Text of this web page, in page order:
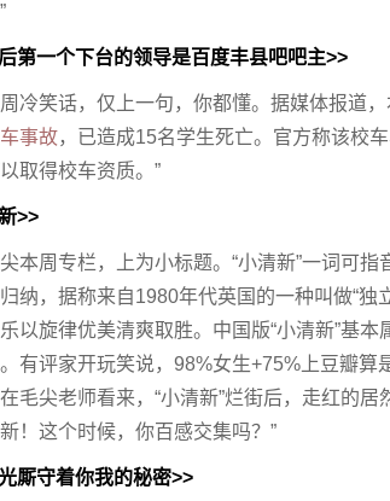
第一个下台的领导是百度丰县吧吧主>>
冷笑话，仅上一句，你都懂。据媒体报道
事故，已造成15名学生死亡。官方称该校
取得校车资质。”
>>
本周专栏，上为小标题。“小清新”一词可
纳，据称来自1980年代英国的一种叫做“独
以旋律优美清爽取胜。中国版“小清新”基
有评家开玩笑说，98%女生+75%上豆瓣算
毛尖老师看来，“小清新”烂街后，走红的居
！这个时候，你百感交集吗？”
厮守着你我的秘密>>